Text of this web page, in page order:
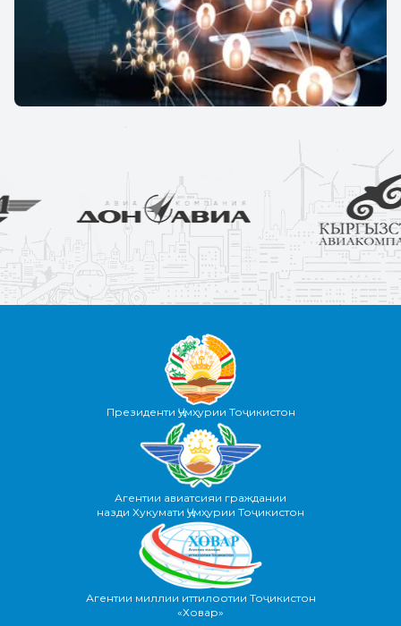
Президенти Ҷумҳурии Тоҷикистон
Агентии авиатсияи граждании
назди Хукумати Ҷумҳурии Тоҷикистон
Агентии миллии иттилоотии Тоҷикистон
«Ховар»